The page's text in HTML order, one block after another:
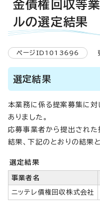
金債権回収等
ルの選定結果
ページID1013696 更
選定結果
本業務に係る提案募集に対
ありました。
応募事業者から提出され
結果、下記のとおりの結果と
選定結果
事業者名
ニッテレ債権回収株式会社